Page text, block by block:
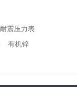
耐震压力表
有机锌